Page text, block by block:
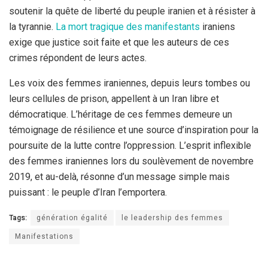
soutenir la quête de liberté du peuple iranien et à résister à
la tyrannie. La mort tragique des manifestants iraniens
exige que justice soit faite et que les auteurs de ces
crimes répondent de leurs actes.
Les voix des femmes iraniennes, depuis leurs tombes ou
leurs cellules de prison, appellent à un Iran libre et
démocratique. L’héritage de ces femmes demeure un
témoignage de résilience et une source d’inspiration pour la
poursuite de la lutte contre l’oppression. L’esprit inflexible
des femmes iraniennes lors du soulèvement de novembre
2019, et au-delà, résonne d’un message simple mais
puissant : le peuple d’Iran l’emportera.
Tags: génération égalité
le leadership des femmes
Manifestations